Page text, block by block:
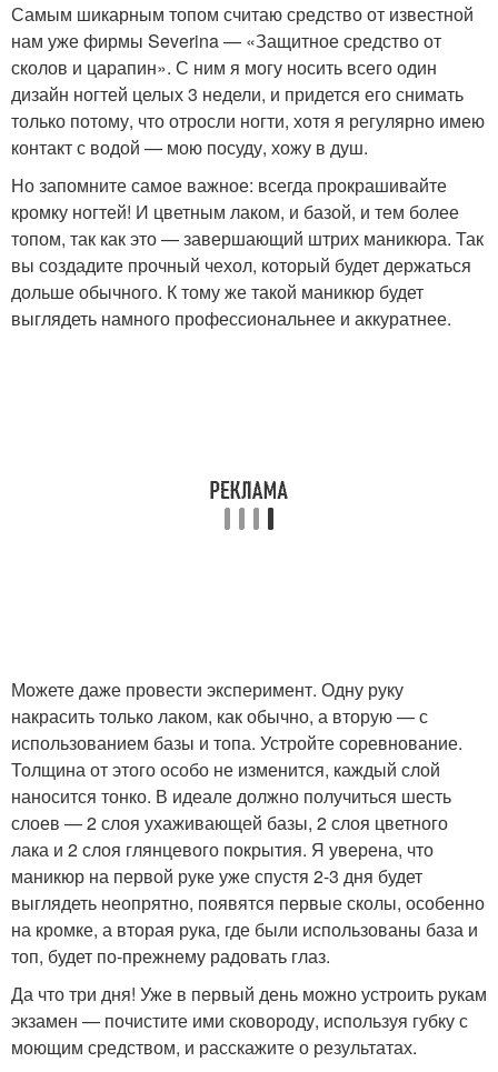
Самым шикарным топом считаю средство от известной
нам уже фирмы Severina — «Защитное средство от
сколов и царапин». С ним я могу носить всего один
дизайн ногтей целых 3 недели, и придется его снимать
только потому, что отросли ногти, хотя я регулярно имею
контакт с водой — мою посуду, хожу в душ.
Но запомните самое важное: всегда прокрашивайте
кромку ногтей! И цветным лаком, и базой, и тем более
топом, так как это — завершающий штрих маникюра. Так
вы создадите прочный чехол, который будет держаться
дольше обычного. К тому же такой маникюр будет
выглядеть намного профессиональнее и аккуратнее.
Можете даже провести эксперимент. Одну руку
накрасить только лаком, как обычно, а вторую — с
использованием базы и топа. Устройте соревнование.
Толщина от этого особо не изменится, каждый слой
наносится тонко. В идеале должно получиться шесть
слоев — 2 слоя ухаживающей базы, 2 слоя цветного
лака и 2 слоя глянцевого покрытия. Я уверена, что
маникюр на первой руке уже спустя 2-3 дня будет
выглядеть неопрятно, появятся первые сколы, особенно
на кромке, а вторая рука, где были использованы база и
топ, будет по-прежнему радовать глаз.
Да что три дня! Уже в первый день можно устроить рукам
экзамен — почистите ими сковороду, используя губку с
моющим средством, и расскажите о результатах.